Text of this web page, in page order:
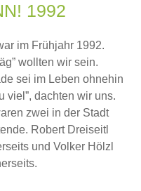
1992
im Frühjahr 1992.
wollten wir sein.
sei im Leben ohnehin
viel”, dachten wir uns.
zwei in der Stadt
Robert Dreiseitl
und Volker Hölzl